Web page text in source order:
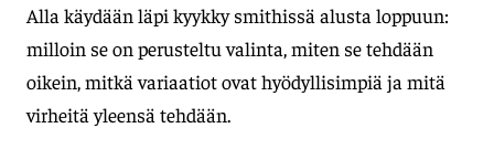
Alla käydään läpi kyykky smithissä alusta loppuun:
milloin se on perusteltu valinta, miten se tehdään
oikein, mitkä variaatiot ovat hyödyllisimpiä ja mitä
virheitä yleensä tehdään.